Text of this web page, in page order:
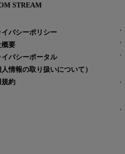
STREAM
イバシーポリシー
概要
イバシーポータル
人情報の取り扱いについて）
規約